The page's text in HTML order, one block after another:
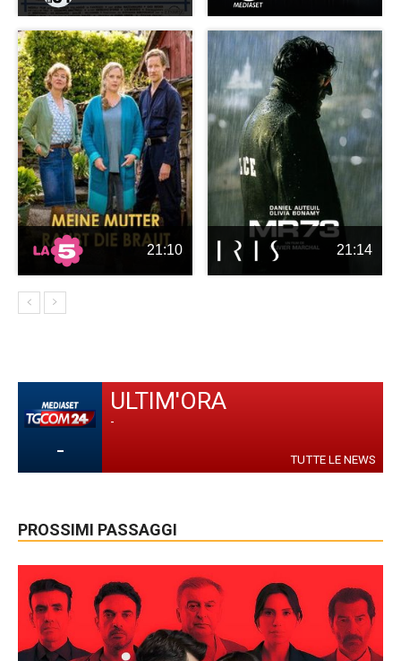
21:10 21:14
-
ULTIM'ORA
-
TUTTE LE NEWS
PROSSIMI PASSAGGI